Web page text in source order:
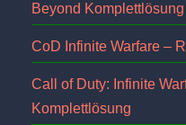
Beyond Komplettlösung
CoD Infinite Warfare –
Call of Duty: Infinite
Komplettlösung